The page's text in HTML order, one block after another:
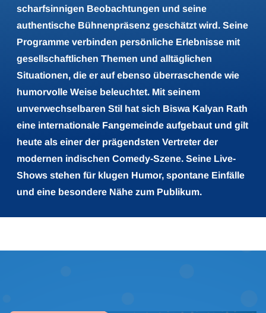
scharfsinnigen Beobachtungen und seine
authentische Bühnenpräsenz geschätzt wird. Seine
Programme verbinden persönliche Erlebnisse mit
gesellschaftlichen Themen und alltäglichen
Situationen, die er auf ebenso überraschende wie
humorvolle Weise beleuchtet. Mit seinem
unverwechselbaren Stil hat sich Biswa Kalyan Rath
eine internationale Fangemeinde aufgebaut und gilt
heute als einer der prägendsten Vertreter der
modernen indischen Comedy-Szene. Seine Live-
Shows stehen für klugen Humor, spontane Einfälle
und eine besondere Nähe zum Publikum.